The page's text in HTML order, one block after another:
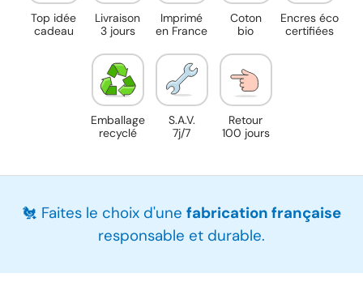
Top idée
cadeau
Livraison
3 jours
Imprimé
en France
Coton
bio
Encres éco
certifiées
Emballage
recyclé
S.A.V.
7j/7
Retour
100 jours
🐔 Faites le choix d'une fabrication française
responsable et durable.